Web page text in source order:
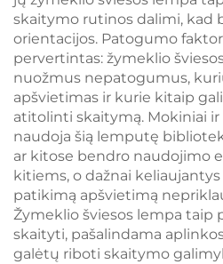
skaitymo rutinos dalimi, kad
orientacijos. Patogumo
pervertintas: žymeklio
nuožmus nepatogumus,
apšvietimas ir kurie kitaip
atitolinti skaitymą. Mokiniai
naudoja šią lemputę
ar kitose bendro naudojimo
kitiems, o dažnai
patikimą apšvietimą
Žymeklio šviesos lempa taip
skaityti, pašalindama
galėtų riboti skaitymo